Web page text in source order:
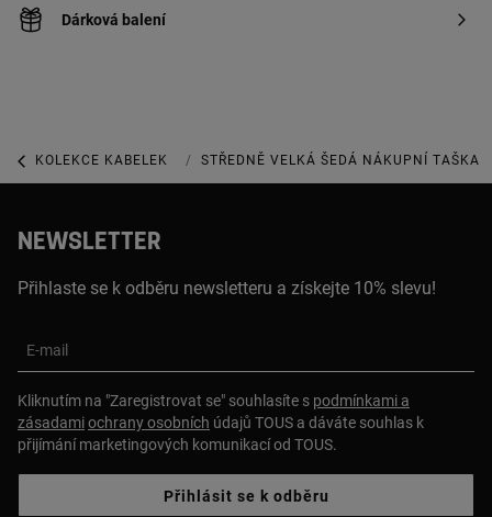
Dárková balení
KOLEKCE KABELEK KOLEKCE TOUS LA RUE
STŘEDNĚ VELKÁ ŠEDÁ NÁKUPNÍ TAŠKA
NEWSLETTER
Přihlaste se k odběru newsletteru a získejte 10% slevu!
E-mail
Kliknutím na "Zaregistrovat se" souhlasíte s podmínkami a
zásadamiochrany osobních údajů TOUS a dáváte souhlas k
přijímání marketingových komunikací od TOUS.
Přihlásit se k odběru